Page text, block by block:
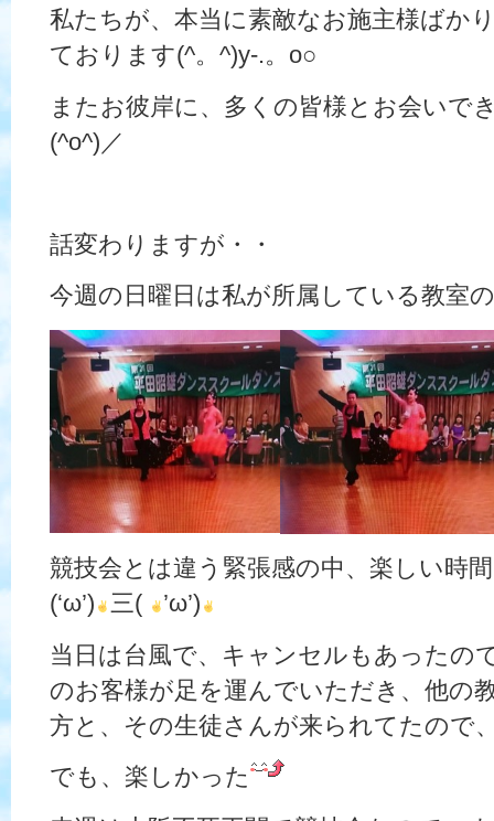
私たちが、本当に素敵なお施主様ばか
ております(^。^)y-.。o○
またお彼岸に、多くの皆様とお会いで
(^o^)／
話変わりますが・・
今週の日曜日は私が所属している教室
競技会とは違う緊張感の中、楽しい時
(‘ω’) 三(
’ω’)
当日は台風で、キャンセルもあったの
のお客様が足を運んでいただき、他の
方と、その生徒さんが来られてたので
でも、楽しかった